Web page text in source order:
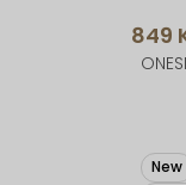
849
New